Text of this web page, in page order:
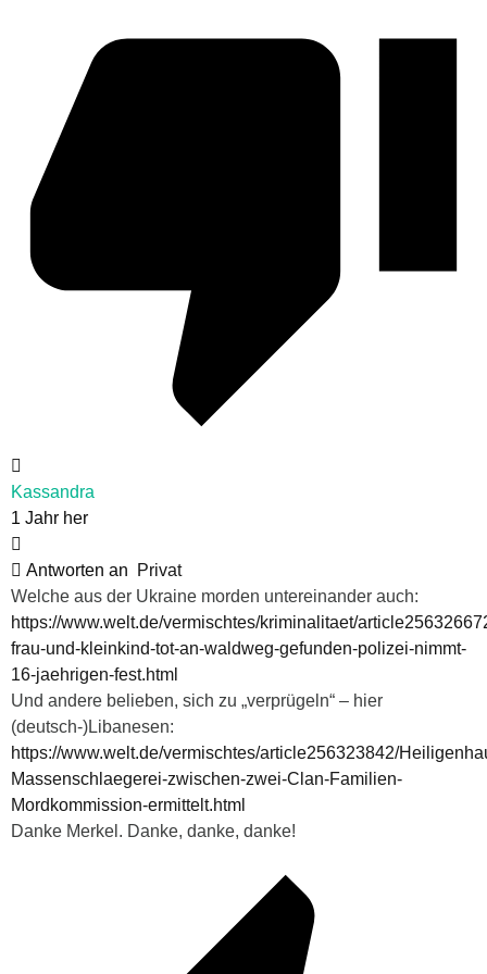
Kassandra
1 Jahr her
Antworten an
Privat
Welche aus der Ukraine morden untereinander auch:
https://www.welt.de/vermischtes/kriminalitaet/
frau-und-kleinkind-tot-an-waldweg-gefunden-polizei-nimmt-
16-jaehrigen-fest.html
Und andere belieben, sich zu „verprügeln“ – hier
(deutsch-)Libanesen:
https://www.welt.de/vermischtes/article256323842/
Massenschlaegerei-zwischen-zwei-Clan-Familien-
Mordkommission-ermittelt.html
Danke Merkel. Danke, danke, danke!